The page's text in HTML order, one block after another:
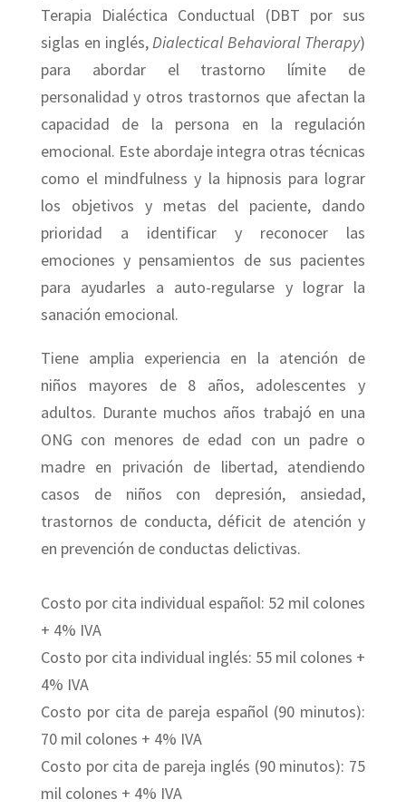
Terapia Dialéctica Conductual (DBT por sus
siglas en inglés,Dialectical Behavioral Therapy)
para abordar el trastorno límite de
personalidad y otros trastornos que afectan la
capacidad de la persona en la regulación
emocional. Este abordaje integra otras técnicas
como el mindfulness y la hipnosis para lograr
los objetivos y metas del paciente, dando
prioridad a identificar y reconocer las
emociones y pensamientos de sus pacientes
para ayudarles a auto-regularse y lograr la
sanación emocional.
Tiene amplia experiencia en la atención de
niños mayores de 8 años, adolescentes y
adultos. Durante muchos años trabajó en una
ONG con menores de edad con un padre o
madre en privación de libertad, atendiendo
casos de niños con depresión, ansiedad,
trastornos de conducta, déficit de atención y
en prevención de conductas delictivas.
Costo por cita individual español: 52 mil colones
+ 4% IVA
Costo por cita individual inglés: 55 mil colones +
4% IVA
Costo por cita de pareja español (90 minutos):
70 mil colones + 4% IVA
Costo por cita de pareja inglés (90 minutos): 75
mil colones + 4% IVA